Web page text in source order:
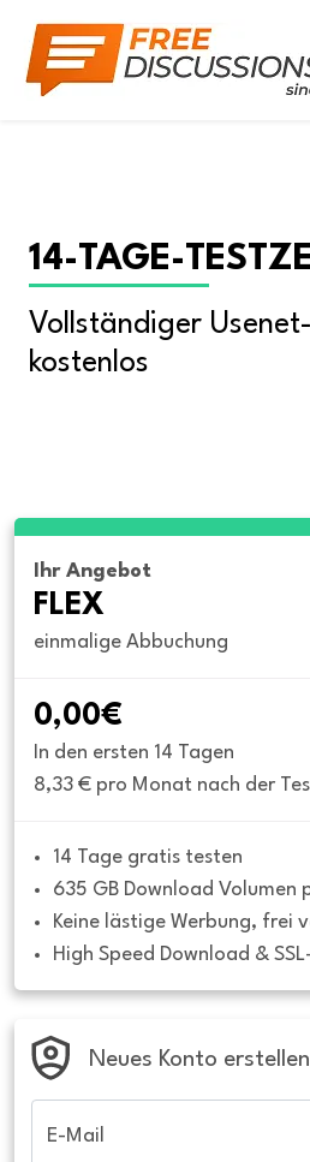
14-TAGE-
Vollständiger
kostenlos
Ihr Angebot
FLEX
einmalige Abbuchung
0,00€
In den ersten 14 Tagen
8,33 € pro Monat nach der
14 Tage gratis testen
635 GB Download Volumen
Keine lästige Werbung, frei
High Speed Download &
Neues Konto erstellen
E-Mail